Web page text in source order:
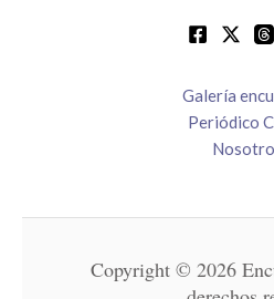
Galería
Periódico
Copyright © 2026